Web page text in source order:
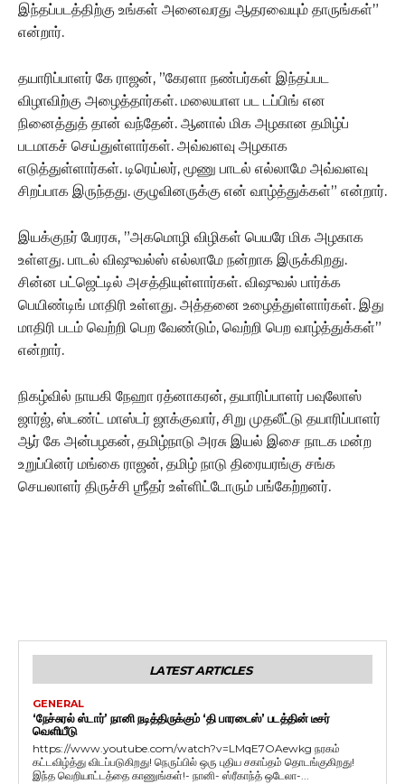
இந்தப்படத்திற்கு உங்கள் அனைவரது ஆதரவையும் தாருங்கள்”
என்றார்.
தயாரிப்பாளர் கே ராஜன், ”கேரளா நண்பர்கள் இந்தப்பட
விழாவிற்கு அழைத்தார்கள். மலையாள பட டப்பிங் என
நினைத்துத் தான் வந்தேன். ஆனால் மிக அழகான தமிழ்ப்
படமாகச் செய்துள்ளார்கள். அவ்வளவு அழகாக
எடுத்துள்ளார்கள். டிரெய்லர், மூணு பாடல் எல்லாமே அவ்வளவு
சிறப்பாக இருந்தது. குழுவினருக்கு என் வாழ்த்துக்கள்” என்றார்.
இயக்குநர் பேரரசு, ”அகமொழி விழிகள் பெயரே மிக அழகாக
உள்ளது. பாடல் விஷுவல்ஸ் எல்லாமே நன்றாக இருக்கிறது.
சின்ன பட்ஜெட்டில் அசத்தியுள்ளார்கள். விஷுவல் பார்க்க
பெயிண்டிங் மாதிரி உள்ளது. அத்தனை உழைத்துள்ளார்கள். இது
மாதிரி படம் வெற்றி பெற வேண்டும், வெற்றி பெற வாழ்த்துக்கள்”
என்றார்.
நிகழ்வில் நாயகி நேஹா ரத்னாகரன், தயாரிப்பாளர் பவுலோஸ்
ஜார்ஜ், ஸ்டண்ட் மாஸ்டர் ஜாக்குவார், சிறு முதலீட்டு தயாரிப்பாளர்
ஆர் கே அன்பழகன், தமிழ்நாடு அரசு இயல் இசை நாடக மன்ற
உறுப்பினர் மங்கை ராஜன், தமிழ் நாடு திரையரங்கு சங்க
செயலாளர் திருச்சி ஶ்ரீதர் உள்ளிட்டோரும் பங்கேற்றனர்.
LATEST ARTICLES
GENERAL
‘நேச்சுரல் ஸ்டார்’ நானி நடித்திருக்கும் ‘தி பாரடைஸ்’ படத்தின் டீசர்
வெளியீடு
https://www.youtube.com/watch?v=LMqE7OAewkg நரகம்
கட்டவிழ்த்து விடப்படுகிறது! நெருப்பில் ஒரு புதிய சகாப்தம் தொடங்குகிறது!
இந்த வெறியாட்டத்தை காணுங்கள்!- நானி- ஸ்ரீகாந்த் ஒடேலா-...